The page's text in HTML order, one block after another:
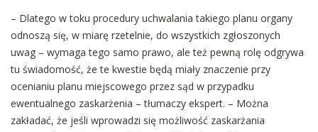
– Dlatego w toku procedury uchwalania takiego planu organy
odnoszą się, w miarę rzetelnie, do wszystkich zgłoszonych
uwag – wymaga tego samo prawo, ale też pewną rolę odgrywa
tu świadomość, że te kwestie będą miały znaczenie przy
ocenianiu planu miejscowego przez sąd w przypadku
ewentualnego zaskarżenia – tłumaczy ekspert. – Można
zakładać, że jeśli wprowadzi się możliwość zaskarżania